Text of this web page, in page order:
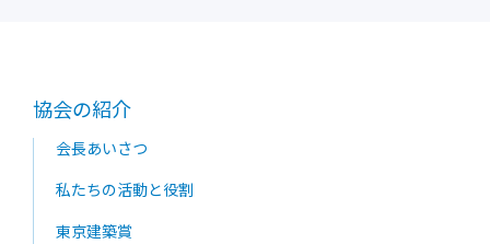
協会の紹介
会長あいさつ
私たちの活動と役割
東京建築賞